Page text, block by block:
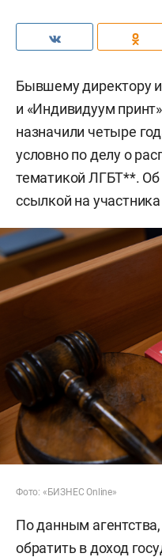
Бывшему директору
и «Индивидуум принт»
назначили четыре
условно по делу о
тематикой ЛГБТ**.
ссылкой на
Фото: «БИЗНЕС Online»
По данным
обратить в доход